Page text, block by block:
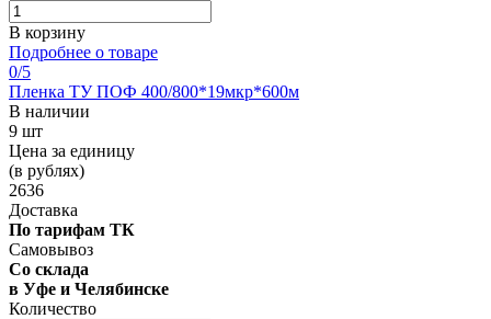
В корзину
Подробнее о товаре
0/5
Пленка ТУ ПОФ 400/800*19мкр*600м
В наличии
9 шт
Цена за единицу
(в рублях)
2636
Доставка
По тарифам ТК
Самовывоз
Со склада
в Уфе и Челябинске
Количество